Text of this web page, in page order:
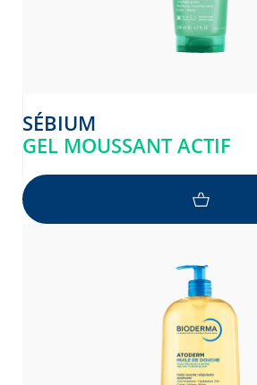
SÉBIUM
GEL MOUSSANT ACTIF